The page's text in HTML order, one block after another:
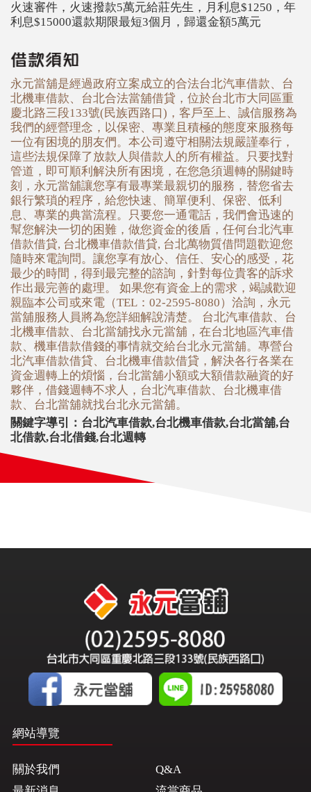
火速審件，火速撥款5萬元給莊先生，月利息$1250，年
利息$15000還款期限最短3個月，歸還金額5萬元
永元當舖是經過政府立案成立的合法台北汽車借款、台
北機車借款、台北合法當舖借貸，位於台北市大同區重
慶北路三段133號(民族西路口)，客戶至上、誠信服務為
我們的經營理念，以保密、專業且積極的態度來服務每
一位有困境的朋友們。本公司遵守相關法規嚴謹奉行，
這些法規保障了放款人與借款人的所有權益。只要找對
管道，即可順利解決所有困境，在您急須週轉的關鍵時
刻，永元當舖讓您享有最專業最親切的服務，替您省去
銀行繁瑣的程序，給您快速、簡單便利、保密、低利
息、專業的典當流程。只要您一通電話，我們會迅速的
幫您解決一切的困難，做您資金的後盾，任何台北汽車
借款借貸, 台北機車借款借貸, 台北萬物質借問題歡迎您
隨時來電詢問。讓您享有放心、信任、安心的感受，花
最少的時間，得到最完整的諮詢，針對每位貴客的訴求
作出最完善的處理。 如果您有資金上的需求，竭誠歡迎
親臨本公司或來電（TEL：02-2595-8080）洽詢，永元
當舖服務人員將為您詳細解說清楚。 台北汽車借款、台
北機車借款、台北當舖找永元當舖，在台北地區汽車借
款、機車借款借錢的事情就交給台北永元當舖。專營台
北汽車借款借貸、台北機車借款借貸，解決各行各業在
資金週轉上的煩惱，台北當舖小額或大額借款融資的好
夥伴，借錢週轉不求人，台北汽車借款、台北機車借
款、台北當舖就找台北永元當舖。
關鍵字導引： 台北汽車借款,台北機車借款,台北當舖,台
北借款,台北借錢,台北週轉
網站導覽
關於我們
Q&A